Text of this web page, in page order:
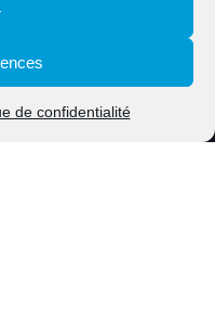
de confidentialité